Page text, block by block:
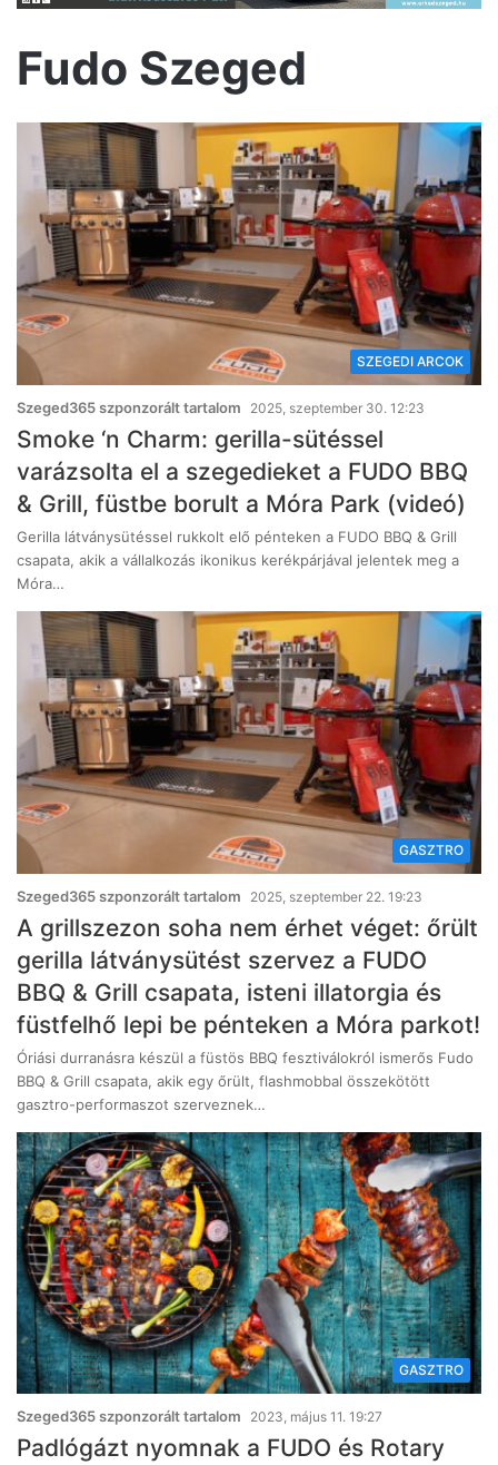
Fudo Szeged
SZEGEDI ARCOK
Szeged365 szponzorált tartalom 2025, szeptember 30. 12:23
Smoke ‘n Charm: gerilla-sütéssel
varázsolta el a szegedieket a FUDO BBQ
& Grill, füstbe borult a Móra Park (videó)
Gerilla látványsütéssel rukkolt elő pénteken a FUDO BBQ & Grill
csapata, akik a vállalkozás ikonikus kerékpárjával jelentek meg a
Móra…
GASZTRO
Szeged365 szponzorált tartalom 2025, szeptember 22. 19:23
A grillszezon soha nem érhet véget: őrült
gerilla látványsütést szervez a FUDO
BBQ & Grill csapata, isteni illatorgia és
füstfelhő lepi be pénteken a Móra parkot!
Óriási durranásra készül a füstös BBQ fesztiválokról ismerős Fudo
BBQ & Grill csapata, akik egy őrült, flashmobbal összekötött
gasztro-performaszot szerveznek…
GASZTRO
Szeged365 szponzorált tartalom 2023, május 11. 19:27
Padlógázt nyomnak a FUDO és Rotary